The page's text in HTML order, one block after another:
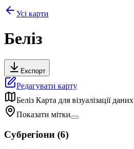
Усі карти
Беліз
Експорт
Редагувати карту
Беліз Карта для візуалізації даних
Показати мітки
Субрегіони (6)